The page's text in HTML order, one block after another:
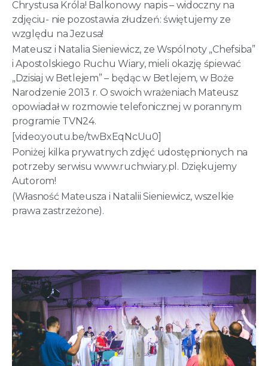
Chrystusa Króla! Balkonowy napis – widoczny na
zdjęciu- nie pozostawia złudzeń: świętujemy ze
względu na Jezusa!
Mateusz i Natalia Sieniewicz, ze Wspólnoty „Chefsiba”
i Apostolskiego Ruchu Wiary, mieli okazję śpiewać
„Dzisiaj w Betlejem” – będąc w Betlejem, w Boże
Narodzenie 2013 r. O swoich wrażeniach Mateusz
opowiadał w rozmowie telefonicznej w porannym
programie TVN24.
[video:youtu.be/twBxEqNcUu0]​
Poniżej kilka prywatnych zdjęć udostępnionych na
potrzeby serwisu www.ruchwiary.pl. Dziękujemy
Autorom!
(Własność Mateusza i Natalii Sieniewicz, wszelkie
prawa zastrzeżone).